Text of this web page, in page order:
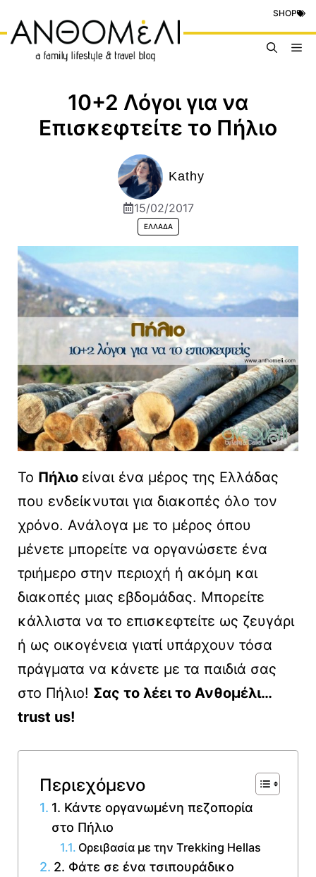
περιεχόμενο
SHOP
10+2 Λόγοι για να
Επισκεφτείτε το Πήλιο
Kathy
15/02/2017
ΕΛΛΆΔΑ
Το Πήλιο είναι ένα μέρος της Ελλάδας
που ενδείκνυται για διακοπές όλο τον
χρόνο. Ανάλογα με το μέρος όπου
μένετε μπορείτε να οργανώσετε ένα
τριήμερο στην περιοχή ή ακόμη και
διακοπές μιας εβδομάδας. Μπορείτε
κάλλιστα να το επισκεφτείτε ως ζευγάρι
ή ως οικογένεια γιατί υπάρχουν τόσα
πράγματα να κάνετε με τα παιδιά σας
στο Πήλιο! Σας το λέει το Ανθομέλι…
trust us!
Περιεχόμενο
1. Κάντε οργανωμένη πεζοπορία
στο Πήλιο
Ορειβασία με την Trekking Hellas
2. Φάτε σε ένα τσιπουράδικο